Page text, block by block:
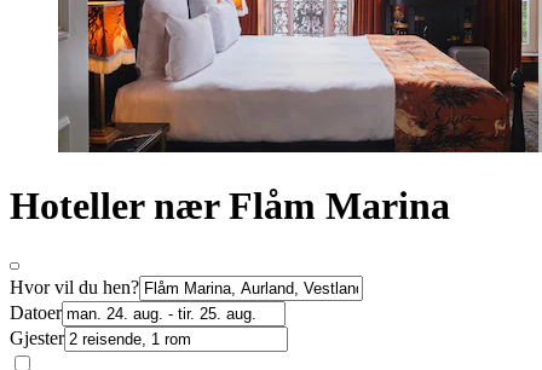
Hoteller nær Flåm Marina
Hvor vil du hen?
Datoer
Gjester